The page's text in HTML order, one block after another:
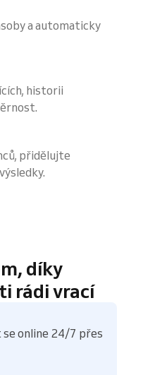
a automaticky
historii
přidělujte
díky
rádi vrací
online 24/7 přes